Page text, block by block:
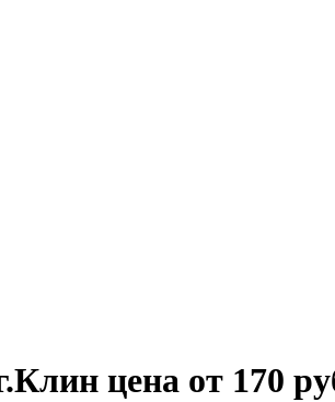
цена от 170